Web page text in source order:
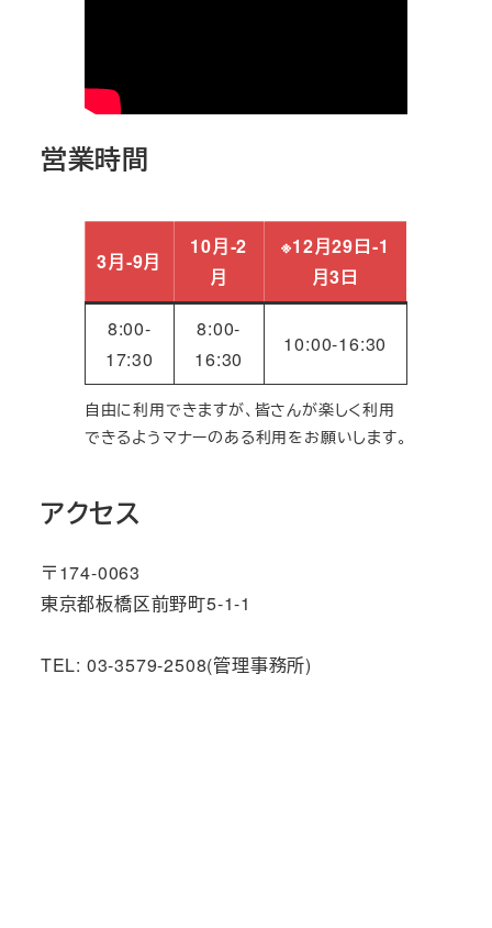
営業時間
3月‐9月
10月‐2
月
※12月29日‐1
月3日
8:00-
17:30
8:00-
16:30
10:00-16:30
自由に利用できますが、皆さんが楽しく利用
できるようマナーのある利用をお願いします。
アクセス
〒174-0063
東京都板橋区前野町5-1-1
TEL: 03-3579-2508(管理事務所)